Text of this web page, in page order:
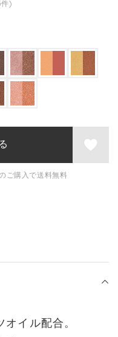
ご購入で送料無料
イル配合。
件)